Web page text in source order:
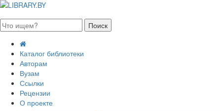
Каталог библиотеки
Авторам
Вузам
Ссылки
Рецензии
О проекте